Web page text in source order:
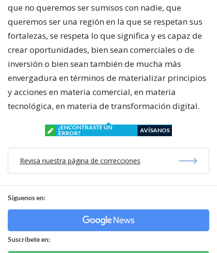
que no queremos ser sumisos con nadie, que
queremos ser una región en la que se respetan sus
fortalezas, se respeta lo que significa y es capaz de
crear oportunidades, bien sean comerciales o de
inversión o bien sean también de mucha más
envergadura en términos de materializar principios
y acciones en materia comercial, en materia
tecnológica, en materia de transformación digital.
¿ENCONTRASTE UN
ERROR?
AVÍSANOS
Revisa nuestra página de correcciones
Síguenos en:
Suscríbete en: